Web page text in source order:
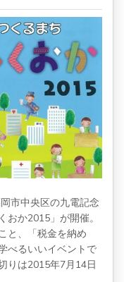
市中央区の九電記念
か2015」が開催。
と、「税金を納め
べるいいイベントで
りは2015年7月14日